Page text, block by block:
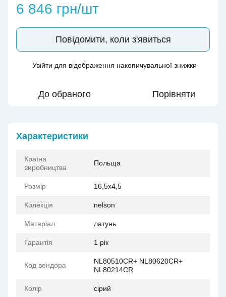
6 846 грн/шт
Повідомити, коли з'явиться
Увійти для відображення накопичувальної знижки
До обраного Порівняти
Характеристики
Країна
виробництва
Польща
Розмір 16,5x4,5
Колекція nelson
Матеріал латунь
Гарантія 1 рік
Код вендора
NL80510CR+ NL80620CR+
NL80214CR
Колір сірий